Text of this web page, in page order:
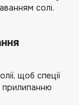
солі.
щоб спеції
прилипанню